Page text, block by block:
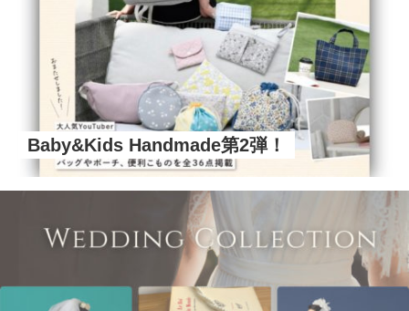
Baby&Kids Handmade第2弾！